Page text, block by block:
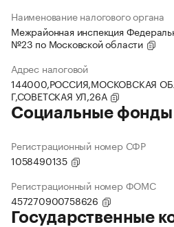
Наименование налогового органа
Межрайонная инспекция
№23 по Московской области
Адрес налоговой
144000,РОССИЯ,МОСКОВСКАЯ
Г,СОВЕТСКАЯ УЛ,26А
Социальные фонды
Регистрационный номер СФР
1058490135
Регистрационный номер ФОМС
457270900758626
Государственные